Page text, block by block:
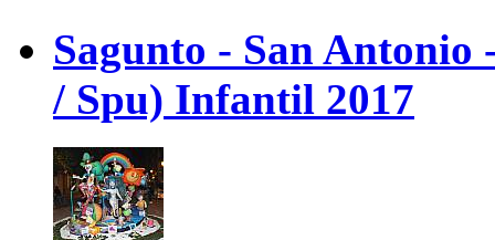
Sagunto - San
/ Spu) Infantil 2017